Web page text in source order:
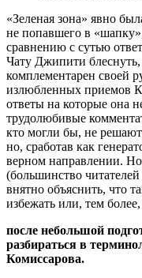
«Зеленая зона» явно
не попавшего в
сравнению с сутью
Чату Джипити блеснуть,
комплементарен своей
излюбленных приемов
ответы на которые она
трудолюбивые
кто могли бы, не
но, сработав как
верном направлении. Но
(большинство
внятно объяснить, что
избежать или, тем
после небольшой
разбираться в
Комиссарова.